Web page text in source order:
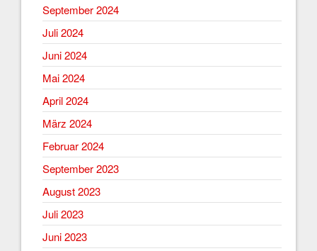
September 2024
Juli 2024
Juni 2024
Mai 2024
April 2024
März 2024
Februar 2024
September 2023
August 2023
Juli 2023
Juni 2023